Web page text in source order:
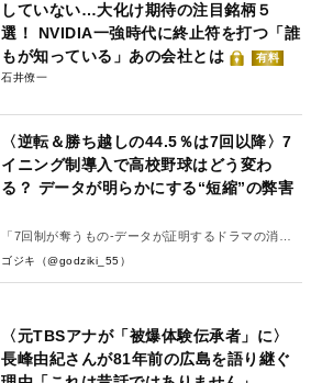
していない…大化け期待の注目銘柄５
選！ NVIDIA一強時代に終止符を打つ「誰
もが知っている」あの会社とは
有料
石井僚一
〈逆転＆勝ち越しの44.5％は7回以降〉7
イニング制導入で高校野球はどう変わ
る？ データが明らかにする“短縮”の弊害
「7回制が奪うもの-データが証明するドラマの消
失-」
ゴジキ（@godziki_55）
〈元TBSアナが「被爆体験伝承者」に〉
長峰由紀さんが81年前の広島を語り継ぐ